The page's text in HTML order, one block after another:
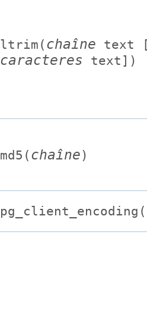
ltrim( chaîne text
caracteres text ])
md5( chaîne)